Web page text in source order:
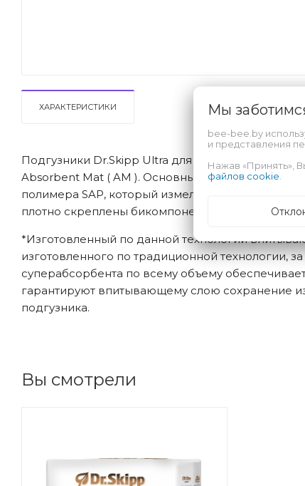
ХАРАКТЕРИСТИКИ
Подгузники Dr.Skipp Ultra для взрослых
Absorbent Mat ( AM ). Основным отличием
полимера SAP, который измельчается и
плотно скреплены бикомпонентными волокнами
*Изготовленный по данной технологии
изготовленного по традиционной технологии,
суперабсорбента по всему объему
гарантируют впитывающему слою сохранение
подгузника.
Вы смотрели
Мы
bee-bee.by
и представления
Нажав «Принять»,
файлов cookie